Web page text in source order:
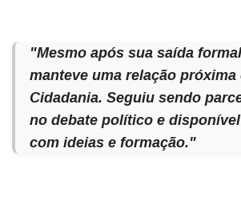
"Mesmo após sua saída
manteve uma relação próxima
Cidadania. Seguiu sendo
no debate político e
com ideias e formação."